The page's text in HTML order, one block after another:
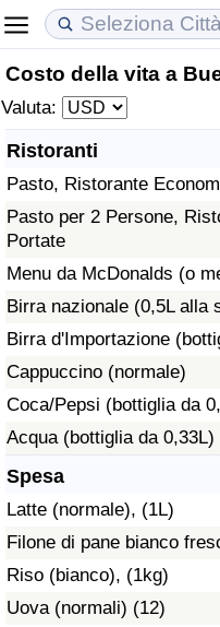
Costo della vita a
Valuta:
Ristoranti
Pasto, Ristorante
Pasto per 2 Persone,
Portate
Menu da McDonalds (o
Birra nazionale (0,5L alla
Birra d'Importazione
Cappuccino (normale)
Coca/Pepsi (bottiglia da
Acqua (bottiglia da 0,33L)
Spesa
Latte (normale), (1L)
Filone di pane bianco
Riso (bianco), (1kg)
Uova (normali) (12)
Costo della vita
Indice Del Costo Della
Indice Del Costo Della
Indice del Costo della
ad Aqaba
Prezzi degli immobili
Indice del Prezzo delle
Indice del Prezzo delle
Indice del Prezzo delle
Qualità della Vita
Indice della Qualità della
Indice della Qualità
Indice della qualità della
Criminalità
Indice del Tasso di
Indice della Criminalità
Indice di criminalità per
Indice dell’Assistenza